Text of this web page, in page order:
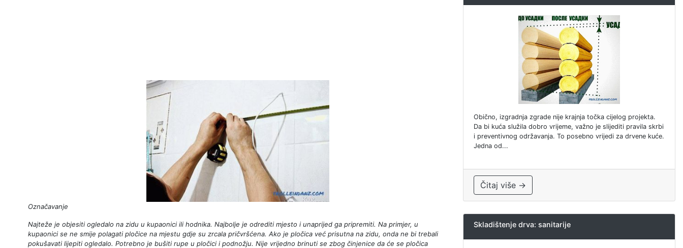
Označavanje
Najteže je objesiti ogledalo na zidu u kupaonici ili hodnika. Najbolje je odrediti mjesto i unaprijed ga pripremiti. Na primjer, u
kupaonici se ne smije polagati pločice na mjestu gdje su zrcala pričvršćena. Ako je pločica već prisutna na zidu, onda ne bi trebali
pokušavati lijepiti ogledalo. Potrebno je bušiti rupe u pločici i podnožju. Nije vrijedno brinuti se zbog činjenice da će se pločica
Obično, izgradnja zgrade nije krajnja točka cijelog projekta.
Da bi kuća služila dobro vrijeme, važno je slijediti pravila skrbi
i preventivnog održavanja. To posebno vrijedi za drvene kuće.
Jedna od...
Čitaj više →
Skladištenje drva: sanitarije